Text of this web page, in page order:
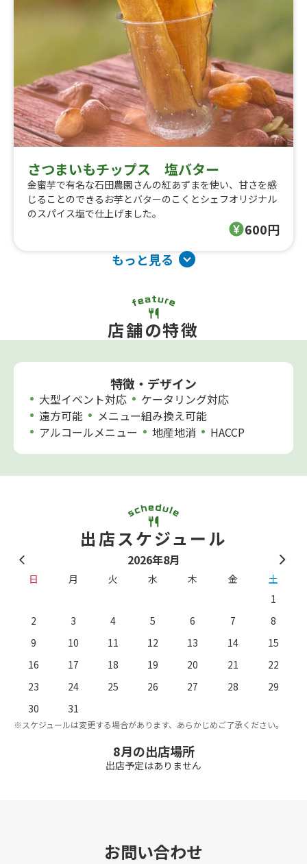
さつまいもチップス 塩バター
金蜜芋で有名な石田農園さんの紅あずまを使い、甘さを感
じることのできるお芋とバターのこくとシェフオリジナル
のスパイス塩で仕上げました。
600円
もっと見る
店舗の特徴
特徴・デザイン
大型イベント対応
ケータリング対応
遠方可能
メニュー組み換え可能
アルコールメニュー
地産地消 HACCP
出店スケジュール
2026年8月
日 月 火 水 木 金
土
1
2
3 4 5 6 7
8
9
10 11 12 13 14
15
16
17 18 19 20 21
22
23
24 25 26 27 28
29
30
31
※スケジュールは変更する場合があります、あらかじめご了承ください。
8月の出店場所
出店予定はありません
お問い合わせ